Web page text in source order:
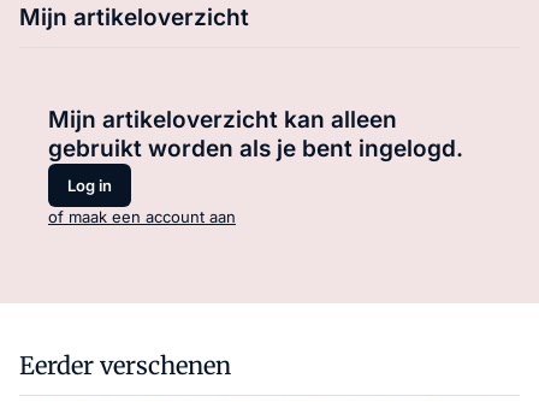
Mijn artikeloverzicht
Mijn artikeloverzicht kan alleen
gebruikt worden als je bent ingelogd.
Log in
of maak een account aan
Eerder verschenen